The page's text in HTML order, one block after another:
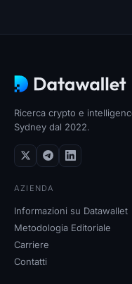
Ricerca crypto e
Sydney dal 2022.
AZIENDA
Informazioni su Datawallet
Metodologia Editoriale
Carriere
Contatti